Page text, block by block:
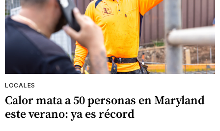
LOCALES
Calor mata a 50 personas en Maryland
este verano: ya es récord